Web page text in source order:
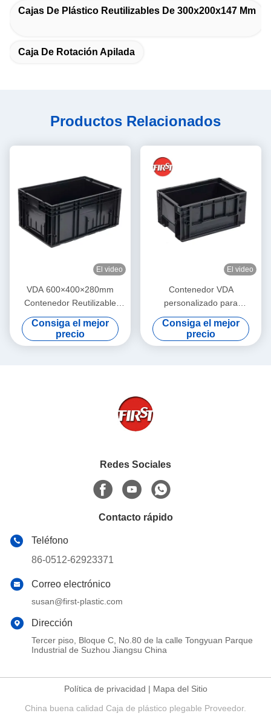
Cajas De Plástico Reutilizables De 300x200x147 Mm
Caja De Rotación Apilada
Productos Relacionados
El video
VDA 600×400×280mm
Contenedor Reutilizable
Embalaje para automóviles
VDA Contenedor Proveedor
Europa
Consiga el mejor
precio
El video
Contenedor VDA
personalizado para
almacenamiento
automatizado y fabricación
inteligente Contenedor de
Consiga el mejor
precio
Redes Sociales
Contacto rápido
Teléfono
86-0512-62923371
Correo electrónico
susan@first-plastic.com
Dirección
Tercer piso, Bloque C, No.80 de la calle Tongyuan Parque
Industrial de Suzhou Jiangsu China
Política de privacidad | Mapa del Sitio
China buena calidad Caja de plástico plegable Proveedor.